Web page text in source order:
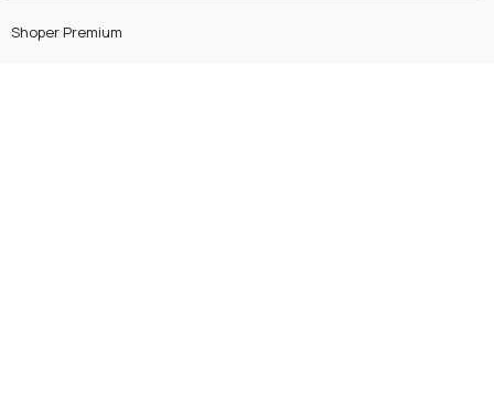
Shoper Premium